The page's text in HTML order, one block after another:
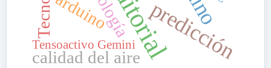
predicción
calidad del aire
arduino
Tensoactivo Gemini